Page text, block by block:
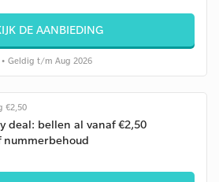
DE AANBIEDING
• Geldig t/m Aug 2026
€2,50
deal: bellen al vanaf €2,50
nummerbehoud